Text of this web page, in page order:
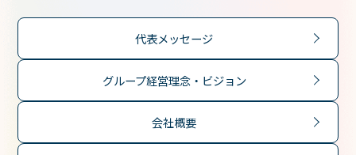
代表メッセージ
グループ経営理念・ビジョン
会社概要